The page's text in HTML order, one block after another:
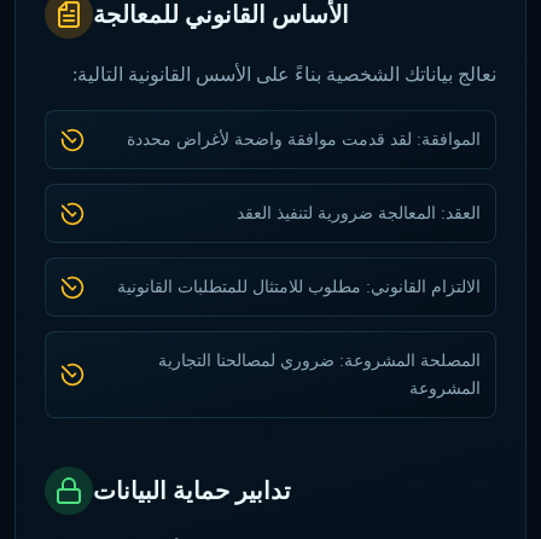
الأساس القانوني للمعالجة
نعالج بياناتك الشخصية بناءً على الأسس القانونية التالية:
الموافقة: لقد قدمت موافقة واضحة لأغراض محددة
العقد: المعالجة ضرورية لتنفيذ العقد
الالتزام القانوني: مطلوب للامتثال للمتطلبات القانونية
المصلحة المشروعة: ضروري لمصالحنا التجارية
المشروعة
تدابير حماية البيانات